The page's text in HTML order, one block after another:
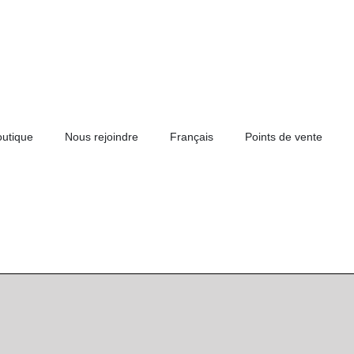
Nous rejoindre Français Points de vente